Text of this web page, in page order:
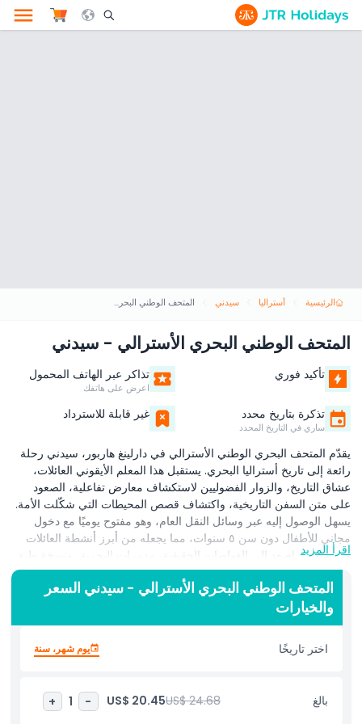
Search Opener Icon
الرئيسية أستراليا سيدني المتحف الوطني البحري الأسترالي - سيدني
المتحف الوطني البحري الأسترالي - سيدني
تأكيد فوري تذاكر عبر الهاتف المحمول
اعرض على هاتفك
تذكرة بتاريخ محدد
ساري في التاريخ المحدد
غير قابلة للاسترداد
يقدّم المتحف البحري الوطني الأسترالي في دارلينغ هاربور، سيدني رحلة
رائعة إلى تاريخ أستراليا البحري. يستقبل هذا المعلم الأيقوني العائلات،
عشاق التاريخ، والزوار الفضوليين لاستكشاف معارض تفاعلية، الصعود
على متن السفن التاريخية، واكتشاف قصص المحيطات التي شكّلت الأمة.
يسهل الوصول إليه عبر وسائل النقل العام، وهو مفتوح يوميًا مع دخول
مجاني للأطفال دون سن ٥ سنوات، مما يجعله من أبرز أنشطة العائلات
في سيدني. اصعد إلى الغواصات الحقيقية، مدمرات البحرية، ونسخة طبق
الأصل من سفينة الكابتن كوك إتش إم بي إنديفور لتشعر بإثارة المغامرات
البحرية. تتيح المعارض العملية الغطس في عوالم افتراضية تحت الماء،
لمس القطع الأثرية من الرحلات الجريئة، والتعرف على القوارب التقليدية
للسكان الأصليين جنبًا إلى جنب مع تقنيات البحرية الحديثة. يضيف الموقع
على الواجهة البحرية لمسة سحرية، حيث يمزج التعليم بالمتعة في دارلينغ
هاربور النابض بالحياة. تجوّل في الصالات المليئة بالأعمال الفنية والقصص
عمل عائلية، محاضرات الخبراء، والفعاليات الموسمية المصممة لجميع
الأعمار. سواء كنت تلاحظ تفاصيل نماذج السفن أو تحاكي رحلة بحرية
اقرأ المزيد
المتحف الوطني البحري الأسترالي - سيدني السعر
والخيارات
اختر تاريخًا يوم شهر، سنة
بالغ US$ 24.68
US$ 20.45
-
1
+